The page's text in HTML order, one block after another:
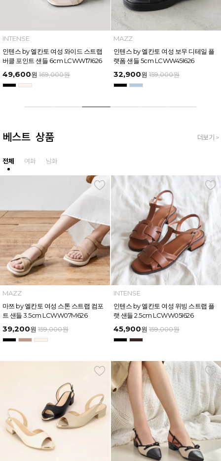
엘칸토 남성 트리플 스트랩 벨
라이드 4.5cm LCMW61M626
원159,000원
MAZZ
마쯔 by 엘칸토 여성 링크 장식 플랫폼
샌들 6cm LCWW50M626
54,400원169,000원
인
베스트 상품
전체 여화 남화
더보기 >
MAZZ
마쯔 by 엘칸토 여성 스톤 스트랩 컴포
트 샌들 3.5cm LCWW07M626
39,200원 159,000원
INTENSE
인텐스 by 엘칸토 여성 위빙 스트랩 플
랫 샌들 2.5cm LCWW05I626
45,900원 159,000원